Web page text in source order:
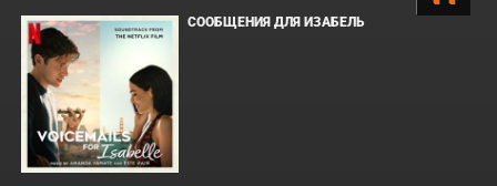
СООБЩЕНИЯ ДЛЯ ИЗАБЕЛЬ